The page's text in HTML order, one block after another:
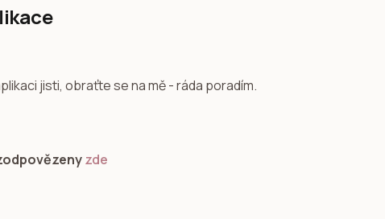
jisti, obraťte se na mě - ráda poradím.
zde